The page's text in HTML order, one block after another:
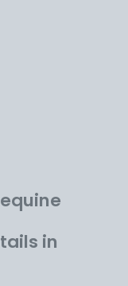
equine
tails in